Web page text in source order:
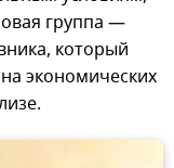
группа —
который
экономических